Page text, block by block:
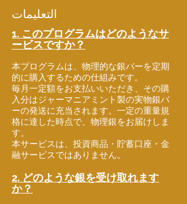
التعليمات
1. このプログラムはどのようなサ
ービスですか？
本プログラムは、物理的な銀バーを定期
的に購入するための仕組みです。
毎月一定額をお支払いいただき、その購
入分はジャーマニアミント製の実物銀バ
ーの発送に充当されます。一定の重量規
格に達した時点で、物理銀をお届けしま
す。
本サービスは、投資商品・貯蓄口座・金
融サービスではありません。
2. どのような銀を受け取れます
か？